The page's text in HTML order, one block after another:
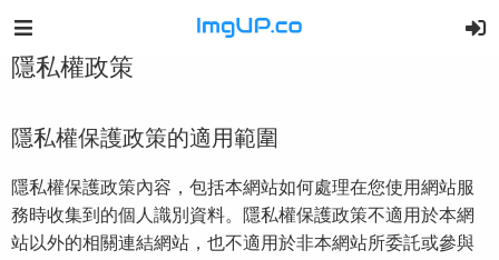
隱私權政策
隱私權保護政策的適用範圍
隱私權保護政策內容，包括本網站如何處理在您使用網站服
務時收集到的個人識別資料。隱私權保護政策不適用於本網
站以外的相關連結網站，也不適用於非本網站所委託或參與